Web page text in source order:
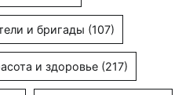
и бригады (107)
и здоровье (217)